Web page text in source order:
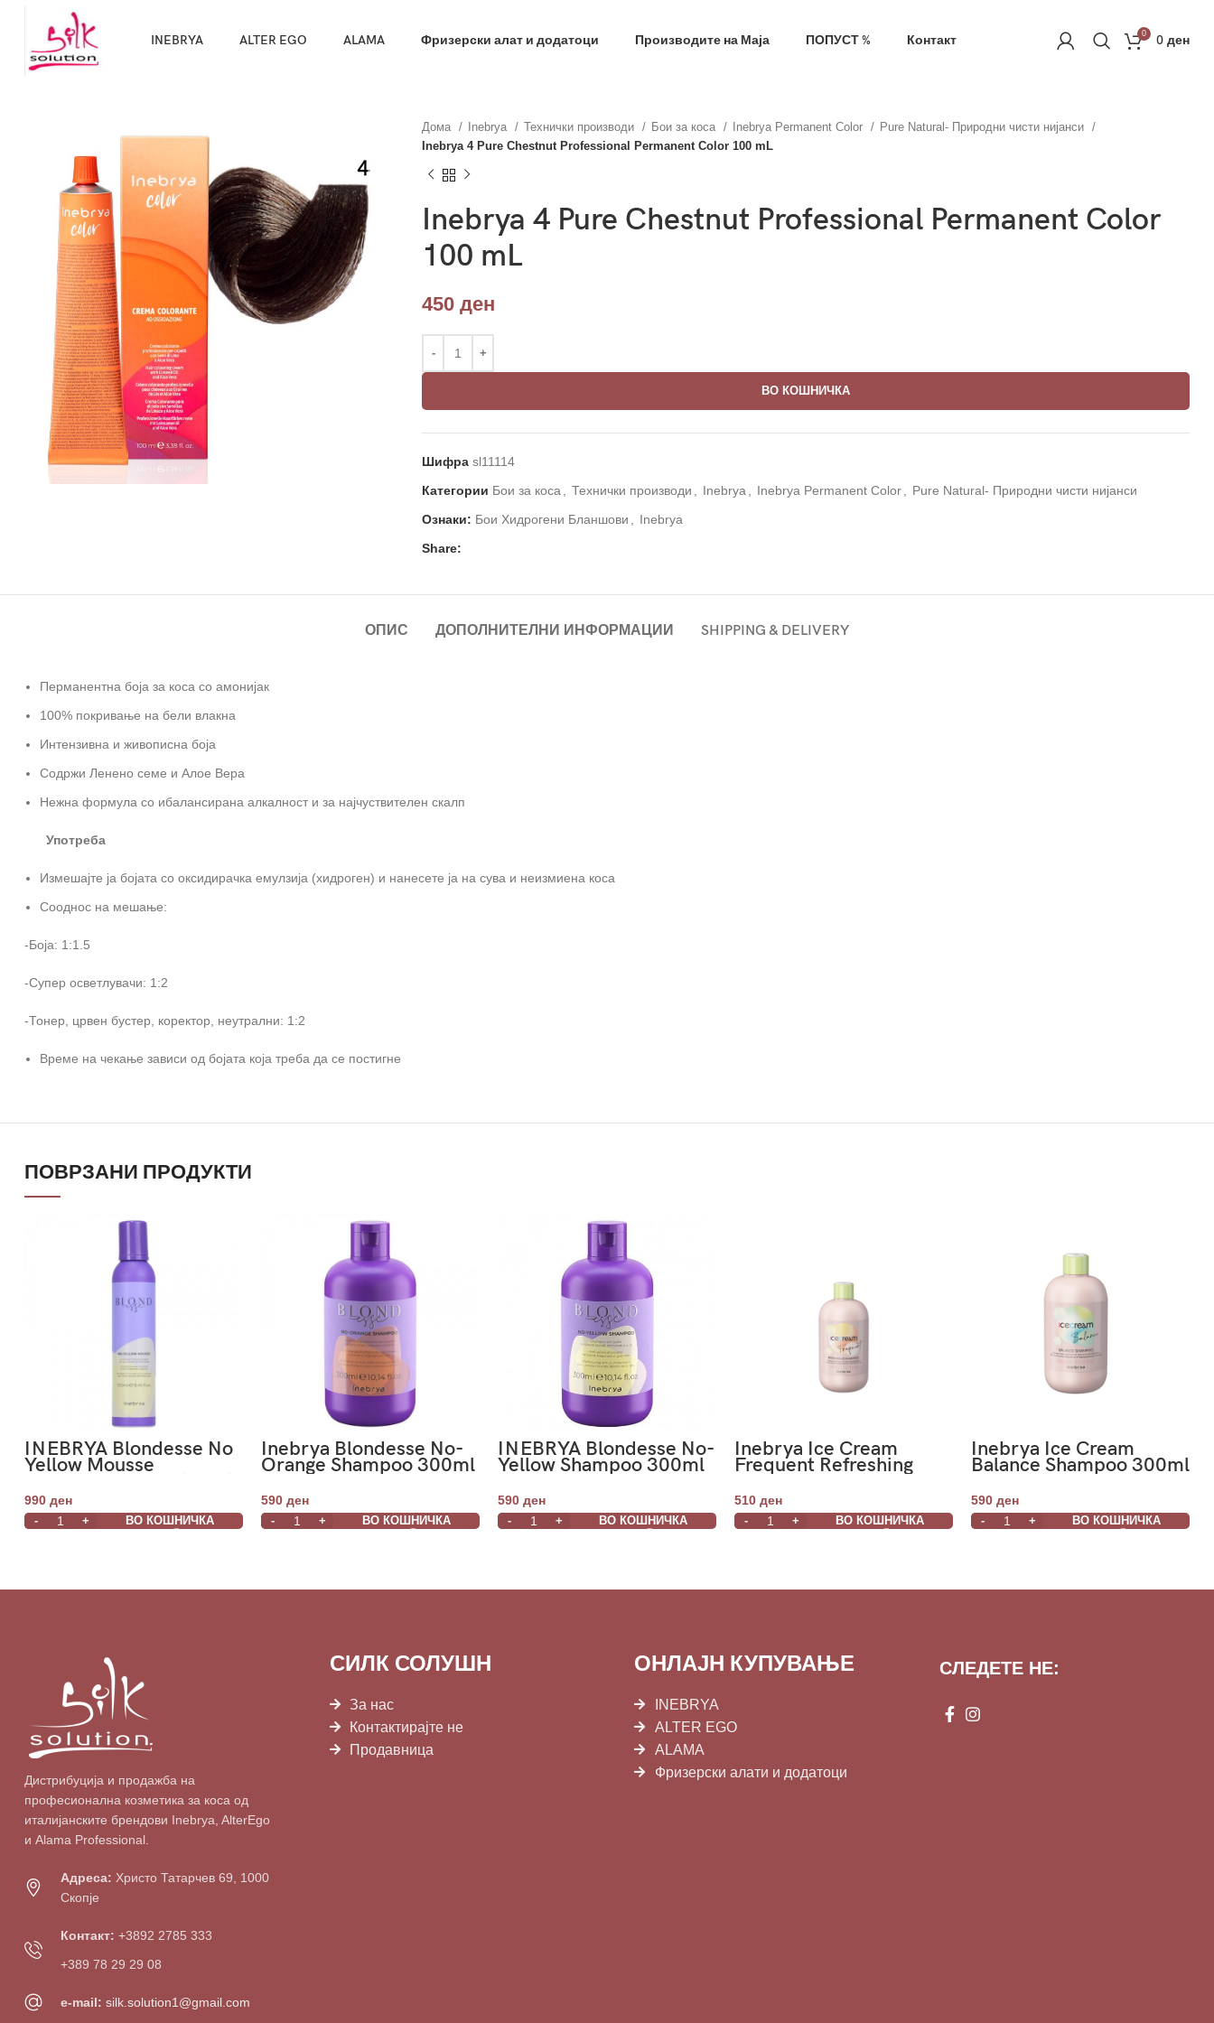
INEBRYA ALTER EGO ALAMA Фризерски алат и додатоци Производите на Маја ПОПУСТ % Контакт 0 0 ден
Дома Inebrya Технички производи Бои за коса Inebrya Permanent Color
Pure Natural- Природни чисти нијанси
Inebrya 4 Pure Chestnut Professional Permanent Color 100 mL
Inebrya 4 Pure Chestnut Professional Permanent Color
100 mL
450 ден
ВО КОШНИЧКА
Шифра sl11114
Категории Бои за коса Технички производи Inebrya Inebrya Permanent Color
Pure Natural- Природни чисти нијанси
Ознаки: Бои Хидрогени Бланшови
Inebrya
Share:
ОПИС ДОПОЛНИТЕЛНИ ИНФОРМАЦИИ SHIPPING & DELIVERY
Перманентна боја за коса со амонијак
100% покривање на бели влакна
Интензивна и живописна боја
Содржи Ленено семе и Алое Вера
Нежна формула со ибалансирана алкалност и за најчуствителен скалп
Употреба
Измешајте ја бојата со оксидирачка емулзија (хидроген) и нанесете ја на сува и неизмиена коса
Сооднос на мешање:
-Боја: 1:1.5
-Супер осветлувачи: 1:2
-Тонер, црвен бустер, коректор, неутрални: 1:2
Време на чекање зависи од бојата која треба да се постигне
ПОВРЗАНИ ПРОДУКТИ
INEBRYA Blondesse No
Yellow Mousse
250ml
990 ден
ВО КОШНИЧКА
Inebrya Blondesse No-
Orange Shampoo 300ml
590 ден
ВО КОШНИЧКА
INEBRYA Blondesse No-
Yellow Shampoo 300ml
590 ден
ВО КОШНИЧКА
Inebrya Ice Cream
Frequent Refreshing
Shampoo Menta 300ml
510 ден
ВО КОШНИЧКА
Inebrya Ice Cream
Balance Shampoo 300ml
590 ден
ВО КОШНИЧКА
Дистрибуција и продажба на
професионална козметика за коса од
италијанските брендови Inebrya, AlterEgo
и Alama Professional.
Адреса: Христо Татарчев 69, 1000
Скопје
Контакт: +3892 2785 333
+389 78 29 29 08
e-mail: silk.solution1@gmail.com
СИЛК СОЛУШН
За нас
Контактирајте не
Продавница
ОНЛАЈН КУПУВАЊЕ
INEBRYA
ALTER EGO
ALAMA
Фризерски алати и додатоци
СЛЕДЕТЕ НЕ: